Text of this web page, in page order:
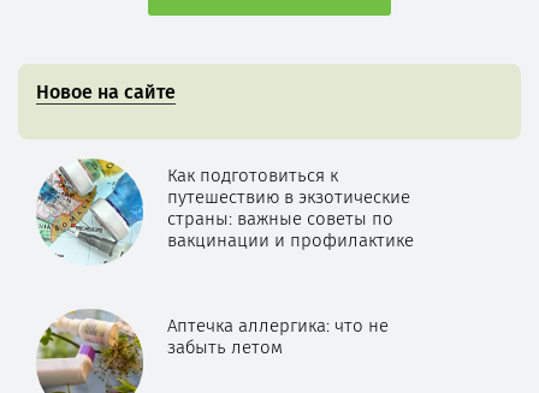
Новое на сайте
Как подготовиться к
путешествию в экзотические
страны: важные советы по
вакцинации и профилактике
Аптечка аллергика: что не
забыть летом